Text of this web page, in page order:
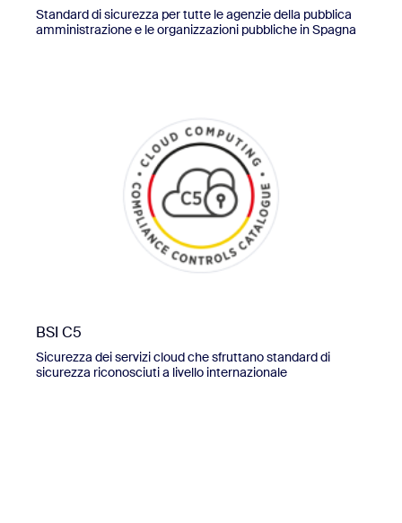
Standard di sicurezza per tutte le agenzie della pubblica
amministrazione e le organizzazioni pubbliche in Spagna
BSI C5
Sicurezza dei servizi cloud che sfruttano standard di
sicurezza riconosciuti a livello internazionale